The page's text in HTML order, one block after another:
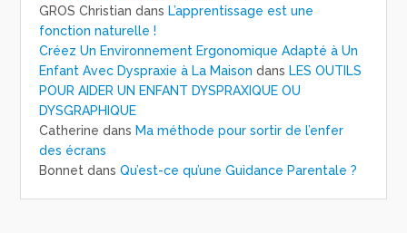
GROS Christian dans L’apprentissage est une
fonction naturelle !
Créez Un Environnement Ergonomique Adapté à Un
Enfant Avec Dyspraxie à La Maison dans LES OUTILS
POUR AIDER UN ENFANT DYSPRAXIQUE OU
DYSGRAPHIQUE
Catherine dans Ma méthode pour sortir de l’enfer
des écrans
Bonnet dansQu’est-ce qu’une Guidance Parentale ?